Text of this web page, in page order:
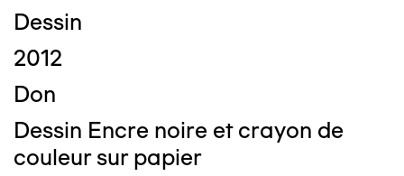
Dessin
2012
Don
Dessin Encre noire et crayon de
couleur sur papier